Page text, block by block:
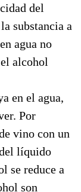
del
substancia a
agua no
alcohol
en el agua,
Por
vino con un
líquido
se reduce a
son